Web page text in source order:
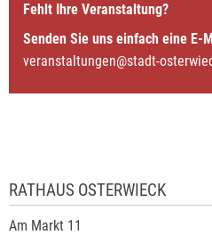
Fehlt Ihre Veranstaltung?
Senden Sie uns einfach eine E-
veranstaltungen@stadt-
RATHAUS OSTERWIECK
Am Markt 11